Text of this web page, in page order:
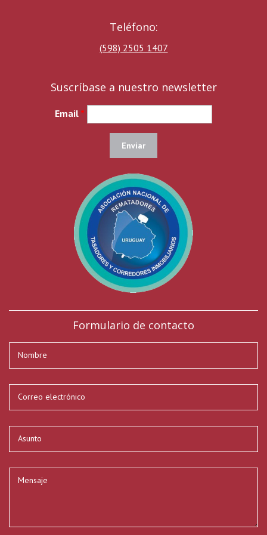
Teléfono:
(598) 2505 1407
Suscríbase a nuestro newsletter
Email *
Formulario de contacto
Su nombre
Su dirección de correo electrónico
Asunto